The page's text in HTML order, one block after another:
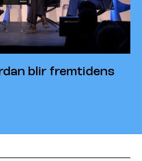
blir fremtidens